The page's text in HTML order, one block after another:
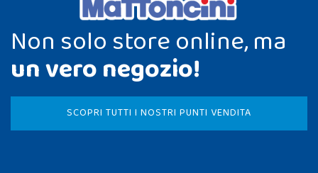
Non solo store online, ma
un vero negozio!
SCOPRI TUTTI I NOSTRI PUNTI VENDITA